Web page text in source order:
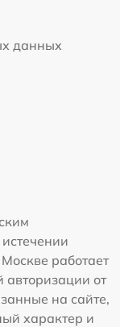
данных
работает
от
на сайте,
характер и